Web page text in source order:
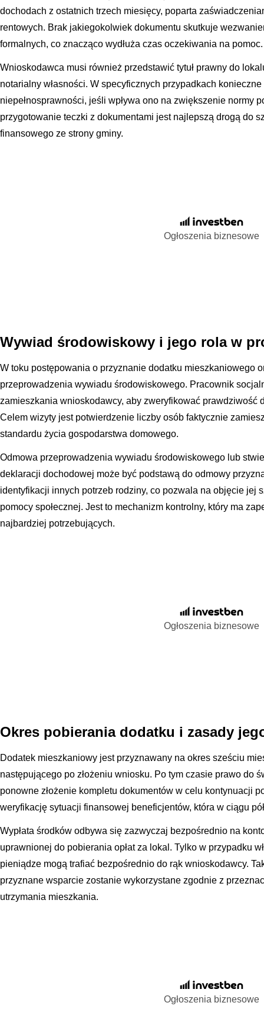
dochodach z ostatnich trzech miesięcy, poparta
rentowych. Brak jakiegokolwiek dokumentu skutkuje
formalnych, co znacząco wydłuża czas oczekiwania na pomoc.
Wnioskodawca musi również przedstawić tytuł prawny do
notarialny własności. W specyficznych przypadkach
niepełnosprawności, jeśli wpływa ono na zwiększenie normy
przygotowanie teczki z dokumentami jest najlepszą drogą do
finansowego ze strony gminy.
Ogłoszenia biznesowe
Wywiad środowiskowy i jego rola w
W toku postępowania o przyznanie dodatku mieszkaniowego
przeprowadzenia wywiadu środowiskowego. Pracownik
zamieszkania wnioskodawcy, aby zweryfikować prawdziwość
Celem wizyty jest potwierdzenie liczby osób faktycznie
standardu życia gospodarstwa domowego.
Odmowa przeprowadzenia wywiadu środowiskowego lub
deklaracji dochodowej może być podstawą do odmowy
identyfikacji innych potrzeb rodziny, co pozwala na objęcie jej
pomocy społecznej. Jest to mechanizm kontrolny, który ma
najbardziej potrzebujących.
Ogłoszenia biznesowe
Okres pobierania dodatku i zasady
Dodatek mieszkaniowy jest przyznawany na okres sześciu
następującego po złożeniu wniosku. Po tym czasie prawo do
ponowne złożenie kompletu dokumentów w celu kontynuacji
weryfikację sytuacji finansowej beneficjentów, która w ciągu
Wypłata środków odbywa się zazwyczaj bezpośrednio na
uprawnionej do pobierania opłat za lokal. Tylko w przypadku
pieniądze mogą trafiać bezpośrednio do rąk wnioskodawcy.
przyznane wsparcie zostanie wykorzystane zgodnie z
utrzymania mieszkania.
Ogłoszenia biznesowe